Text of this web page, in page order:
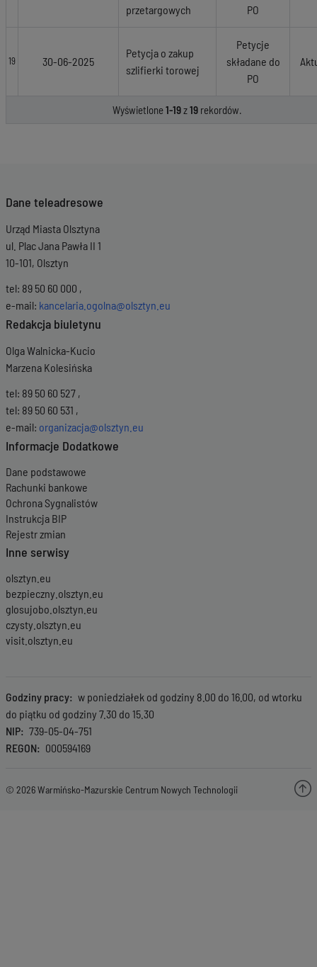
przetargowych
PO
19 30-06-2025
Petycja o zakup
szlifierki torowej
Petycje
składane do
PO
Wyświetlone1-19z19rekordów.
Dane teleadresowe
Urząd Miasta Olsztyna
ul. Plac Jana Pawła II 1
10-101, Olsztyn
tel: 89 50 60 000 ,
e-mail: kancelaria.ogolna@olsztyn.eu
Redakcja biuletynu
Olga Walnicka-Kucio
Marzena Kolesińska
tel: 89 50 60 527 ,
tel: 89 50 60 531 ,
e-mail: organizacja@olsztyn.eu
Informacje Dodatkowe
Dane podstawowe
Rachunki bankowe
Ochrona Sygnalistów
Instrukcja BIP
Rejestr zmian
Inne serwisy
olsztyn.eu
bezpieczny.olsztyn.eu
glosujobo.olsztyn.eu
czysty.olsztyn.eu
visit.olsztyn.eu
Godziny pracy
w poniedziałek od godziny 8.00 do 16.00, od wtorku
do piątku od godziny 7.30 do 15.30
NIP
739-05-04-751
REGON
000594169
© 2026 Warmińsko-Mazurskie Centrum Nowych Technologii